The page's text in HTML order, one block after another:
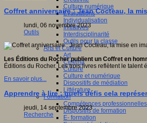
Culture numérique
Evaluations
Individualisation
Initiatives
Interdisciplinarité
Outils pour la classe
Arts et Culture
Art
Cinéma
Culture
Culture et numérique
Dispositifs de médiation
Littérature
Formation
Compétences professionnelles
Dispositifs de formation
E- formation
Coffret anniversaire : Jean Cocteau, la
lundi, 06 novembre 2023
Outils
Les Éditions du Rocher publient un Coffret en
Éditions du Rocher. Les trois livres reflètent le
En savoir plus...
Apprendre à lire : quels défis cela
jeudi, 14 septembre 2023
Recherche